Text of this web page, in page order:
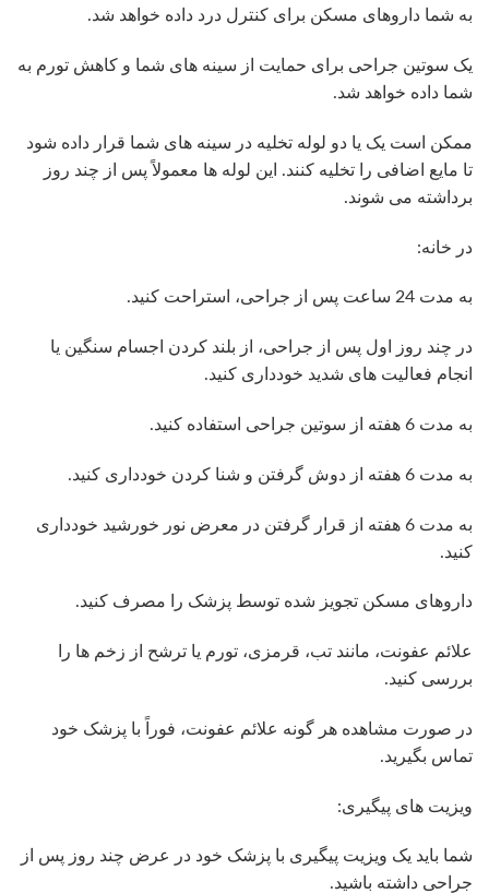
به شما داروهای مسکن برای کنترل درد داده خواهد شد.
یک سوتین جراحی برای حمایت از سینه های شما و کاهش تورم به
شما داده خواهد شد.
ممکن است یک یا دو لوله تخلیه در سینه های شما قرار داده شود
تا مایع اضافی را تخلیه کنند. این لوله ها معمولاً پس از چند روز
برداشته می شوند.
در خانه:
به مدت 24 ساعت پس از جراحی، استراحت کنید.
در چند روز اول پس از جراحی، از بلند کردن اجسام سنگین یا
انجام فعالیت های شدید خودداری کنید.
به مدت 6 هفته از سوتین جراحی استفاده کنید.
به مدت 6 هفته از دوش گرفتن و شنا کردن خودداری کنید.
به مدت 6 هفته از قرار گرفتن در معرض نور خورشید خودداری
کنید.
داروهای مسکن تجویز شده توسط پزشک را مصرف کنید.
علائم عفونت، مانند تب، قرمزی، تورم یا ترشح از زخم ها را
بررسی کنید.
در صورت مشاهده هر گونه علائم عفونت، فوراً با پزشک خود
تماس بگیرید.
ویزیت های پیگیری:
شما باید یک ویزیت پیگیری با پزشک خود در عرض چند روز پس از
جراحی داشته باشید.